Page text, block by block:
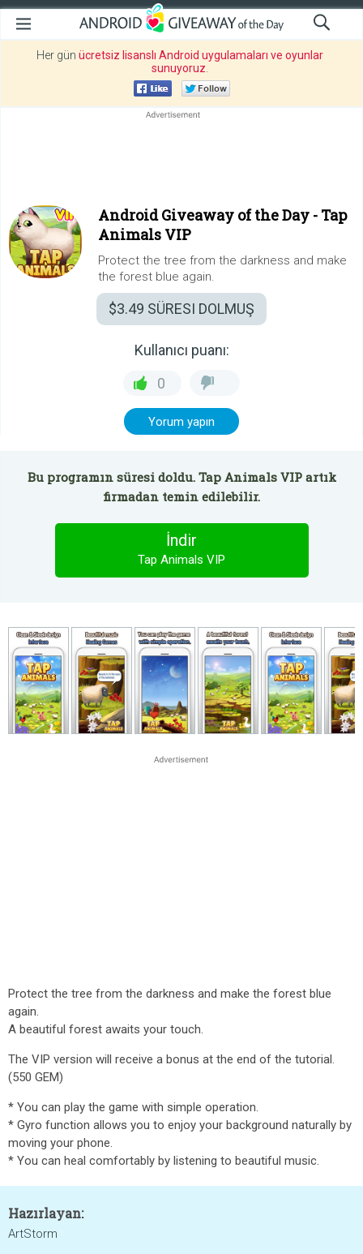
Her gün ücretsiz lisanslı Android uygulamaları ve oyunlar
sunuyoruz
Android Giveaway of the Day - Tap
Animals VIP
Protect the tree from the darkness and make
the forest blue again.
$3.49 SÜRESI DOLMUŞ
Kullanıcı puanı:
0
Yorum yapın
Bu programın süresi doldu. Tap Animals VIP artık
firmadan temin edilebilir.
İndir
Tap Animals VIP
Protect the tree from the darkness and make the forest blue
again.
A beautiful forest awaits your touch.
The VIP version will receive a bonus at the end of the tutorial.
(550 GEM)
* You can play the game with simple operation.
* Gyro function allows you to enjoy your background naturally by
moving your phone.
* You can heal comfortably by listening to beautiful music.
Hazırlayan:
ArtStorm